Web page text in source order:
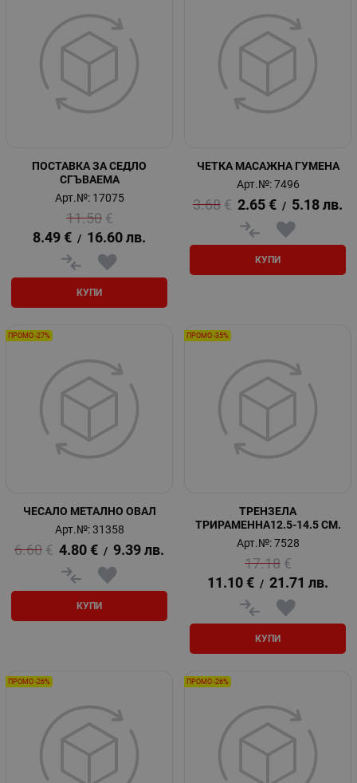
ПОСТАВКА ЗА СЕДЛО
СГЪВАЕМА
Арт.№: 17075
11.50 €
8.49 € / 16.60 лв.
КУПИ
ЧЕТКА МАСАЖНА ГУМЕНА
Арт.№: 7496
3.68 € 2.65 € / 5.18 лв.
КУПИ
ЧЕСАЛО МЕТАЛНО ОВАЛ
Арт.№: 31358
6.60 € 4.80 € / 9.39 лв.
КУПИ
ПРОМО -27%
ТРЕНЗЕЛА
ТРИРАМЕННА12.5-14.5 СМ.
Арт.№: 7528
17.18 €
11.10 € / 21.71 лв.
КУПИ
ПРОМО -35%
ПРОМО -26% ПРОМО -26%